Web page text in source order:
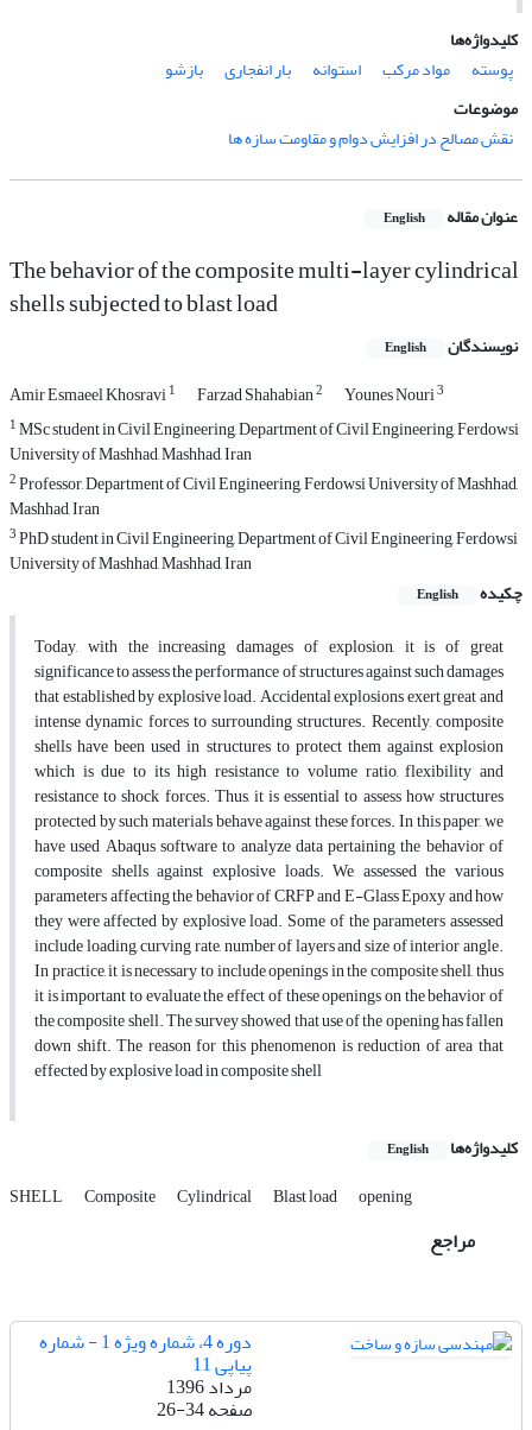
کلیدواژه‌ها
پوسته
مواد مرکب استوانه‌ بار انفجاری
بازشو
موضوعات
نقش مصالح در افزایش دوام و مقاومت سازه ها
عنوان مقاله English
The behavior of the composite multi-layer cylindrical
shells subjected to blast load
نویسندگان English
Amir Esmaeel Khosravi1 Farzad Shahabian2 Younes Nouri3
1MSc student in Civil Engineering, Department of Civil Engineering, Ferdowsi
University of Mashhad, Mashhad, Iran
2Professor, Department of Civil Engineering, Ferdowsi University of Mashhad,
Mashhad, Iran
3PhD student in Civil Engineering, Department of Civil Engineering, Ferdowsi
University of Mashhad, Mashhad, Iran
چکیده
English
Today, with the increasing damages of explosion, it is of great
significance to assess the performance of structures against such damages
that established by explosive load. Accidental explosions exert great and
intense dynamic forces to surrounding structures. Recently, composite
shells have been used in structures to protect them against explosion
which is due to its high resistance to volume ratio, flexibility and
resistance to shock forces. Thus, it is essential to assess how structures
protected by such materials behave against these forces. In this paper, we
have used Abaqus software to analyze data pertaining the behavior of
composite shells against explosive loads. We assessed the various
parameters affecting the behavior of CRFP and E-Glass Epoxy and how
they were affected by explosive load. Some of the parameters assessed
include loading, curving rate, number of layers and size of interior angle.
In practice, it is necessary to include openings in the composite shell, thus
it is important to evaluate the effect of these openings on the behavior of
the composite shell. The survey showed that use of the opening has fallen
down shift. The reason for this phenomenon is reduction of area that
effected by explosive load in composite shell
کلیدواژه‌ها English
SHELL Composite Cylindrical Blast load opening
مراجع
دوره 4، شماره ویژه 1 - شماره
پیاپی 11
مرداد 1396
صفحه26-34